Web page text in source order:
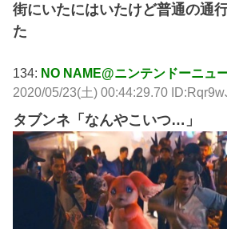
街にいたにはいたけど普通の通
た
134: NO NAME@ニンテンドーニュ
2020/05/23(土) 00:44:29.70
タブンネ「なんやこいつ…」